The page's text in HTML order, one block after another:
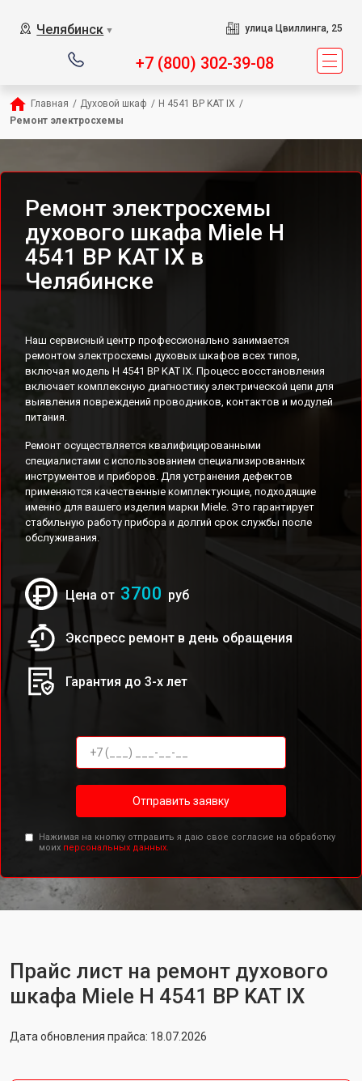
Челябинск ▼ улица Цвиллинга, 25
+7 (800) 302-39-08
Главная / Духовой шкаф / H 4541 BP KAT IX /
Ремонт электросхемы
Ремонт электросхемы
духового шкафа Miele H
4541 BP KAT IX в
Челябинске
Наш сервисный центр профессионально занимается
ремонтом электросхемы духовых шкафов всех типов,
включая модель H 4541 BP KAT IX. Процесс восстановления
включает комплексную диагностику электрической цепи для
выявления повреждений проводников, контактов и модулей
питания.
Ремонт осуществляется квалифицированными
специалистами с использованием специализированных
инструментов и приборов. Для устранения дефектов
применяются качественные комплектующие, подходящие
именно для вашего изделия марки Miele. Это гарантирует
стабильную работу прибора и долгий срок службы после
обслуживания.
Цена от 3700 руб
Экспресс ремонт в день обращения
Гарантия до 3-х лет
Отправить заявку
Нажимая на кнопку отправить я даю свое согласие на обработку
моих персональных данных.
Прайс лист на ремонт духового
шкафа Miele H 4541 BP KAT IX
Дата обновления прайса: 18.07.2026